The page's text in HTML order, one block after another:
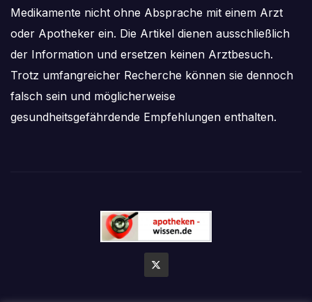
Medikamente nicht ohne Absprache mit einem Arzt
oder Apotheker ein. Die Artikel dienen ausschließlich
der Information und ersetzen keinen Arztbesuch.
Trotz umfangreicher Recherche können sie dennoch
falsch sein und möglicherweise
gesundheitsgefährdende Empfehlungen enthalten.